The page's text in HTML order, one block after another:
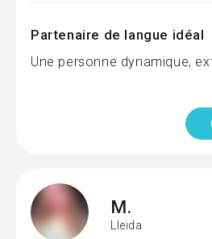
Partenaire de langue idéal
Une personne dynamique,
M.
Lleida